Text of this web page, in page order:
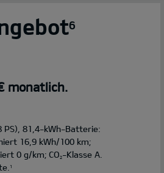
6
monatlich.
PS), 81,4-kWh-Batterie:
16,9 kWh/100 km;
0 g/km; CO2-Klasse A.
1